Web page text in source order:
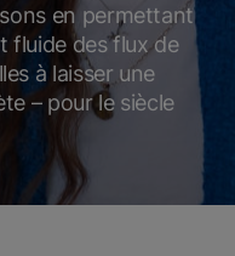
en permettant
fluide des flux de
à laisser une
– pour le siècle